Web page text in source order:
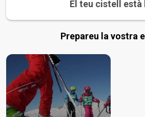
El teu cistell està
Prepareu la vostra